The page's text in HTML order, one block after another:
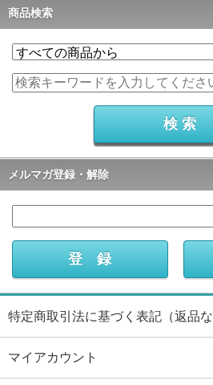
商品検索
メルマガ登録・解除
特定商取引法に基づく表記（返品な
マイアカウント